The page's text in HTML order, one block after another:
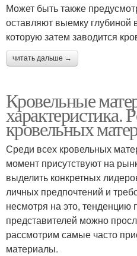
Может быть также
оставляют выемку глубиной
которую затем заводится
читать дальше →
Кровельные
характеристика.
кровельных
Среди всех кровельных
момент присутствуют на
выделить конкретных
личных предпочтений и
несмотря на это, тенденцию
представителей можно
рассмотрим самые часто
материалы.